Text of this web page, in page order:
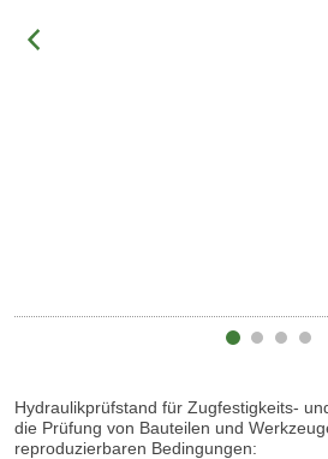
Hydraulikprüfstand für Zugfestigkeits-
die Prüfung von Bauteilen und
reproduzierbaren Bedingungen: